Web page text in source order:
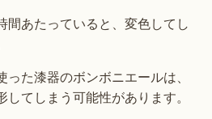
間あたっていると、変色してし
た漆器のボンボニエールは、
てしまう可能性があります。